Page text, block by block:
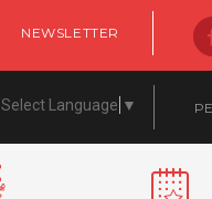
NEWSLETTER
Select Language ▼